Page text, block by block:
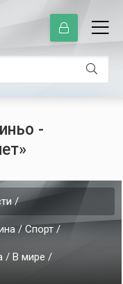
-
/
/ Спорт /
/ В мире /